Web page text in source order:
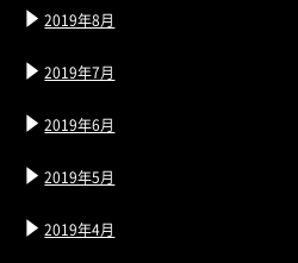
2019年8月
2019年7月
2019年6月
2019年5月
2019年4月